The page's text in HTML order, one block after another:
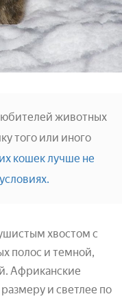
животных
того или иного
кошек лучше не
хвостом с
полос и темной,
Африканские
и светлее по